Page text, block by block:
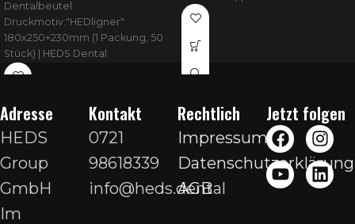
Dentalbeutel
Druckmotiv:"HEDligner"
180x250+230mm (1 Packung, 50
Stück) | HEDS Dental
Adresse
HEDS
Group
GmbH
Im
Kontakt
0721
98618339
info@heds.dental
Rechtlich
Impressum
Datenschutzerklärung
AGB
Jetzt folgen